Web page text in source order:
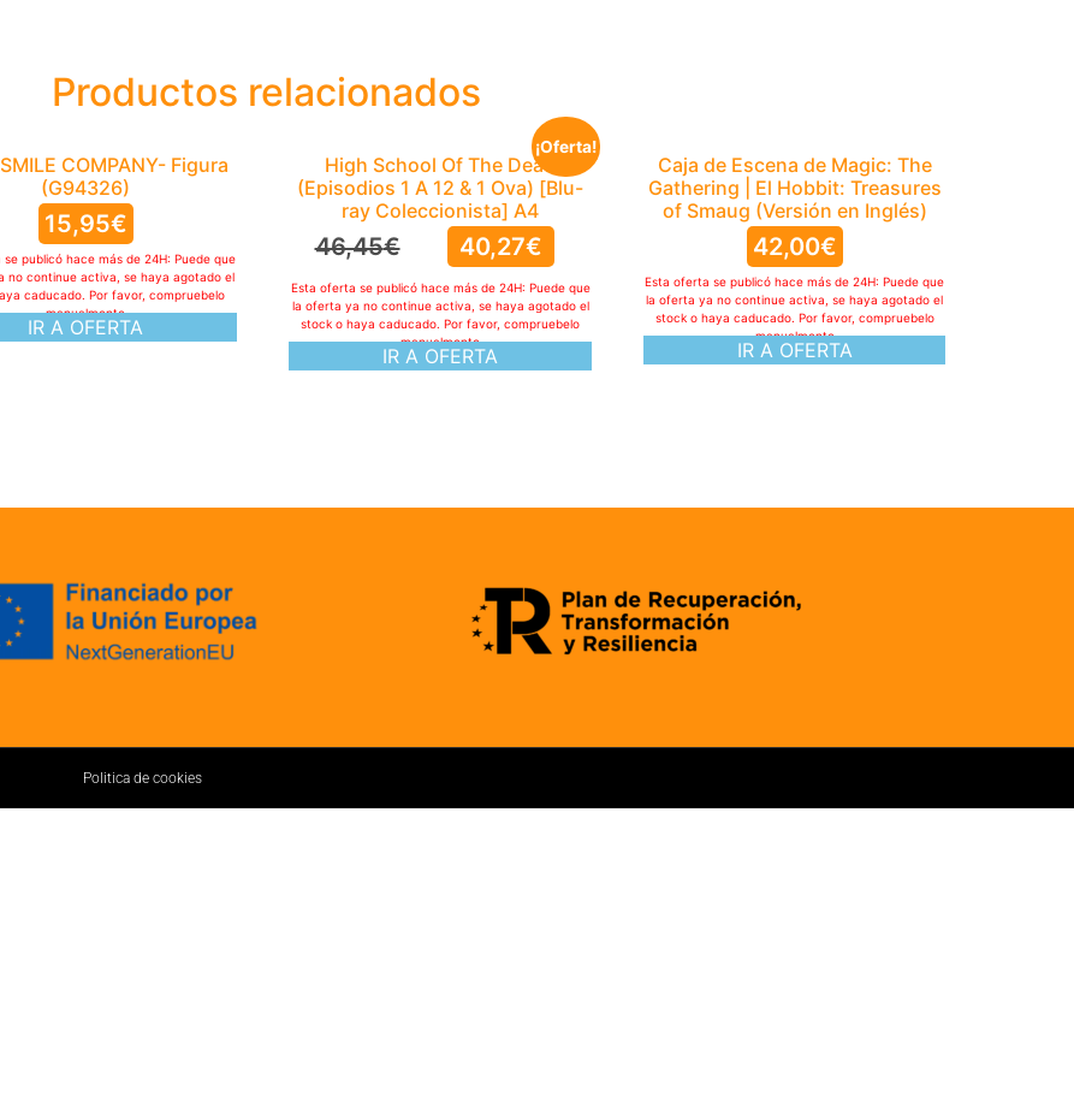
Productos relacionados
COMPANY- Figura
(G94326)
15,95€
IR A OFERTA
publicó hace más de 24H: Puede que
no continue activa, se haya agotado el
caducado. Por favor, compruebelo
manualmente
¡Oferta!
High School Of The Dead
(Episodios 1 A 12 & 1 Ova) [Blu-
ray Coleccionista] A4
46,45€ 40,27€
IR A OFERTA
Esta oferta se publicó hace más de 24H: Puede que
la oferta ya no continue activa, se haya agotado el
stock o haya caducado. Por favor, compruebelo
manualmente
Caja de Escena de Magic: The
Gathering | El Hobbit: Treasures
of Smaug (Versión en Inglés)
42,00€
IR A OFERTA
Esta oferta se publicó hace más de 24H: Puede que
la oferta ya no continue activa, se haya agotado el
stock o haya caducado. Por favor, compruebelo
manualmente
Politica de cookies